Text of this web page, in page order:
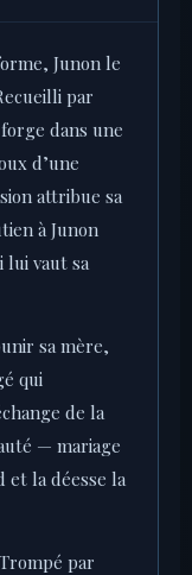
Junon le
par
dans une
d’une
attribue sa
à Junon
lui vaut sa
sa mère,
qui
de la
— mariage
et la déesse la
Trompé par